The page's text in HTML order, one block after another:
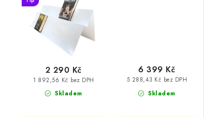
Skladem
1 892,56 Kč bez DPH
2 290 Kč
Skladem
5 288,43 Kč bez DPH
6 399 Kč